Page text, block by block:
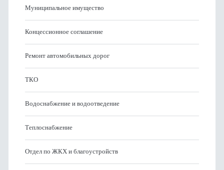
Муниципальное имущество
Концессионное соглашение
Ремонт автомобильных дорог
ТКО
Водоснабжение и водоотведение
Теплоснабжение
Отдел по ЖКХ и благоустройств